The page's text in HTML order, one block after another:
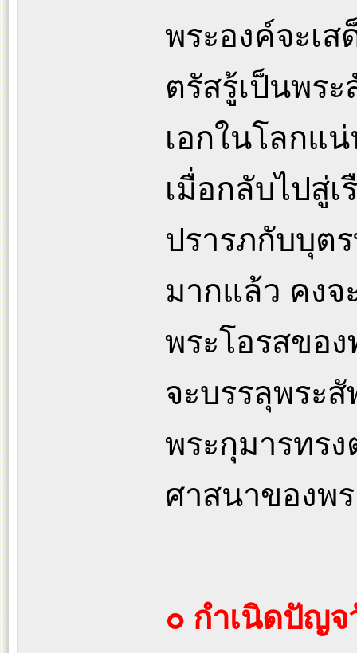
พระองค์จะเ
ตรัสรู้เป็นพร
เอกในโลกแ
เมื่อกลับไปสู่
ปรารภกับบุต
มากแล้ว คงจ
พระโอรสขอ
จะบรรลุพระ
พระกุมารทร
ศาสนาของพ
๐ กำเนิดปัญ